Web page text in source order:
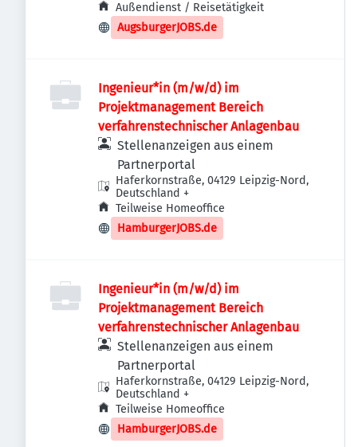
Außendienst / Reisetätigkeit
AugsburgerJOBS.de
Ingenieur*in (m/w/d) im
Projektmanagement Bereich
verfahrenstechnischer Anlagenbau
Stellenanzeigen aus einem
Partnerportal
Haferkornstraße, 04129 Leipzig-Nord,
Deutschland +
Teilweise Homeoffice
HamburgerJOBS.de
Ingenieur*in (m/w/d) im
Projektmanagement Bereich
verfahrenstechnischer Anlagenbau
Stellenanzeigen aus einem
Partnerportal
Haferkornstraße, 04129 Leipzig-Nord,
Deutschland +
Teilweise Homeoffice
HamburgerJOBS.de